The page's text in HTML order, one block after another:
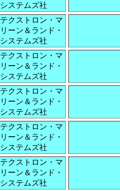
システムズ社
テクストロン・マ
リーン＆ランド・
システムズ社
テクストロン・マ
リーン＆ランド・
システムズ社
テクストロン・マ
リーン＆ランド・
システムズ社
テクストロン・マ
リーン＆ランド・
システムズ社
テクストロン・マ
リーン＆ランド・
システムズ社